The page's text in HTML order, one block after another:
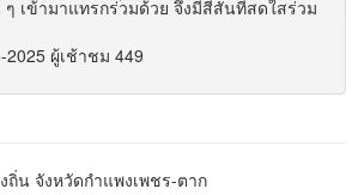
เข้ามาแทรกร่วมด้วย จึงมีสีสันที่สดใสร่วม
2025 ผู้เช้าชม 449
น จังหวัดกำแพงเพชร-ตาก